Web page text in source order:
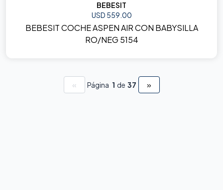
BEBESIT
USD 559.00
BEBESIT COCHE ASPEN AIR CON BABYSILLA
RO/NEG 5154
« Página 1 de 37 »